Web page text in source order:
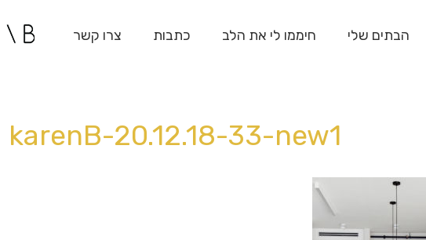
הבתים שלי חיממו לי את הלב כתבות צרו קשר
karenB-20.12.18-33-new1